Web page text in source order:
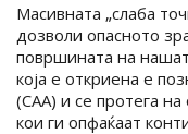
Масивната „слаба
дозволи опасното
површината на
која е откриена е
(САА) и се протега
кои ги опфаќаат